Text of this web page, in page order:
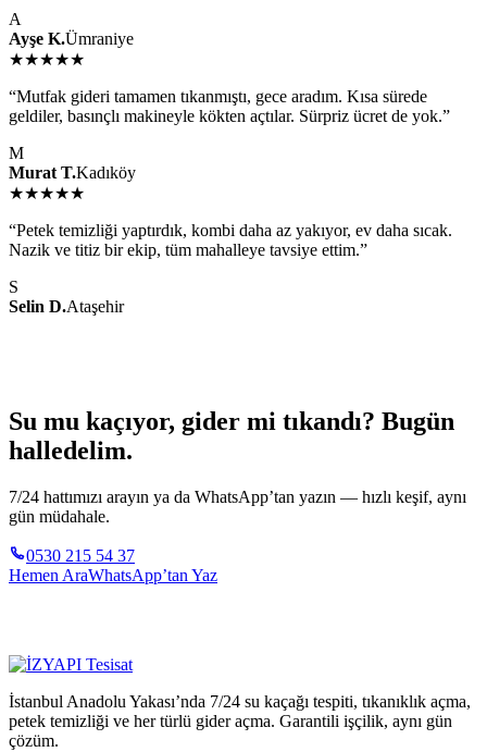
A
Ayşe K.Ümraniye
★★★★★
“Mutfak gideri tamamen tıkanmıştı, gece aradım. Kısa sürede
geldiler, basınçlı makineyle kökten açtılar. Sürpriz ücret de yok.”
M
Murat T.Kadıköy
★★★★★
“Petek temizliği yaptırdık, kombi daha az yakıyor, ev daha sıcak.
Nazik ve titiz bir ekip, tüm mahalleye tavsiye ettim.”
S
Selin D.Ataşehir
Su mu kaçıyor, gider mi tıkandı? Bugün
halledelim.
7/24 hattımızı arayın ya da WhatsApp’tan yazın — hızlı keşif, aynı
gün müdahale.
0530 215 54 37
Hemen AraWhatsApp’tan Yaz
İstanbul Anadolu Yakası’nda 7/24 su kaçağı tespiti, tıkanıklık açma,
petek temizliği ve her türlü gider açma. Garantili işçilik, aynı gün
çözüm.